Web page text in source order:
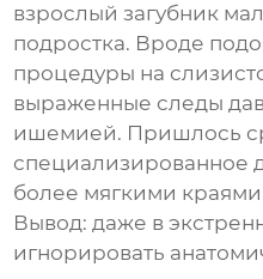
взрослый загубник
подростка. Вроде
процедуры на
выраженные следы
ишемией. Пришлось
специализированное
более мягкими
Вывод: даже в
игнорировать